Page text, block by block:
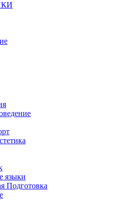
языки
Подготовка